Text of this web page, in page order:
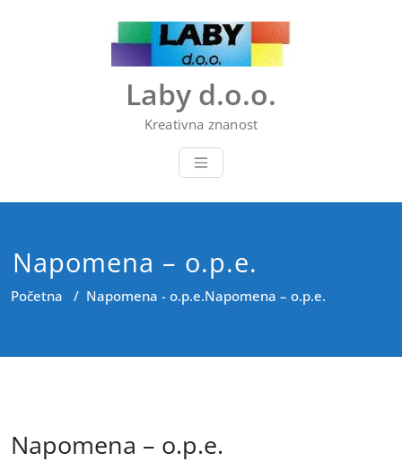
Laby d.o.o.
Kreativna znanost
Napomena – o.p.e.
Početna / Napomena - o.p.e.Napomena – o.p.e.
Napomena – o.p.e.